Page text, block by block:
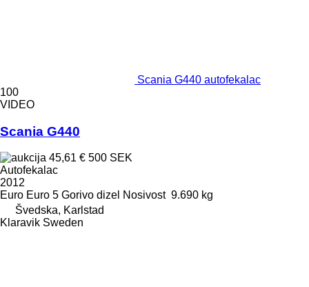
Scania G440 autofekalac
100
VIDEO
Scania G440
45,61 € 500 SEK
Autofekalac
2012
Euro Euro 5 Gorivo dizel Nosivost 9.690 kg
Švedska, Karlstad
Klaravik Sweden